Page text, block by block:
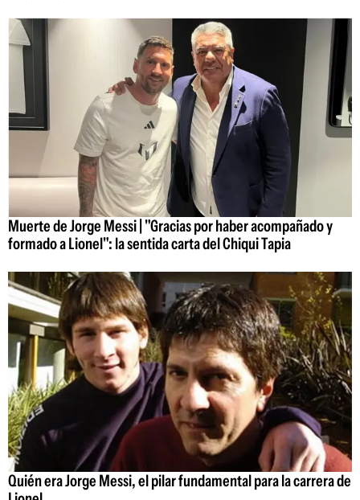
Muerte de Jorge Messi | "Gracias por haber acompañado y
formado a Lionel": la sentida carta del Chiqui Tapia
Quién era Jorge Messi, el pilar fundamental para la carrera de